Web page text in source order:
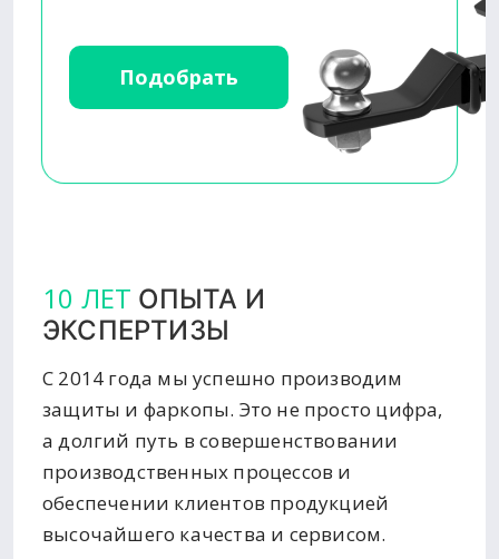
Подобрать
10 ЛЕТ ОПЫТА И
ЭКСПЕРТИЗЫ
С 2014 года мы успешно производим
защиты и фаркопы. Это не просто цифра,
а долгий путь в совершенствовании
производственных процессов и
обеспечении клиентов продукцией
высочайшего качества и сервисом.